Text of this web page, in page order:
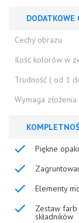
DODATKOWE
Cechy obrazu
Ilość kolorów w
Trudność ( od 1
Wymaga złożenia
Piękne
Elementy
Zestaw
składników